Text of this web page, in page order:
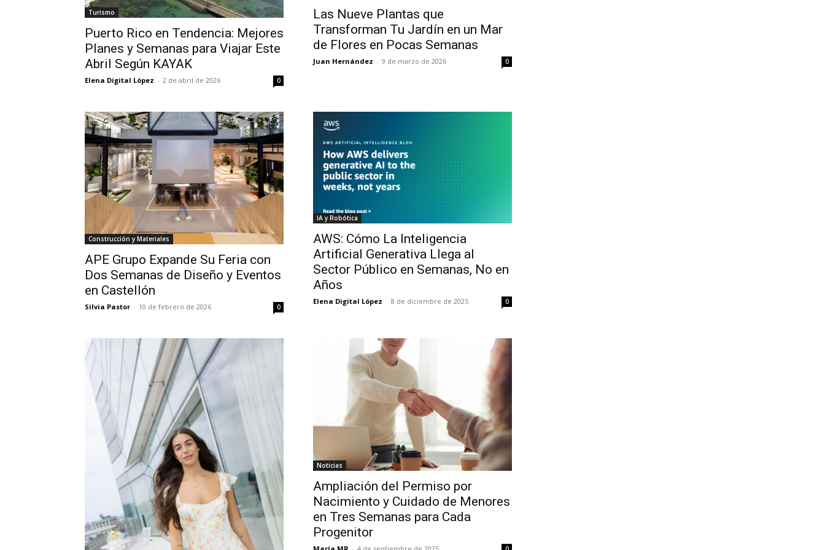
Turismo
Puerto Rico en Tendencia: Mejores
Planes y Semanas para Viajar Este
Abril Según KAYAK
Elena Digital López - 2 de abril de 2026 0
Las Nueve Plantas que
Transforman Tu Jardín en un Mar
de Flores en Pocas Semanas
Juan Hernández - 9 de marzo de 2026 0
Construcción y Materiales
APE Grupo Expande Su Feria con
Dos Semanas de Diseño y Eventos
en Castellón
Silvia Pastor - 10 de febrero de 2026 0
IA y Robótica
AWS: Cómo La Inteligencia
Artificial Generativa Llega al
Sector Público en Semanas, No en
Años
Elena Digital López - 8 de diciembre de 2025 0
Noticias
Ampliación del Permiso por
Nacimiento y Cuidado de Menores
en Tres Semanas para Cada
Progenitor